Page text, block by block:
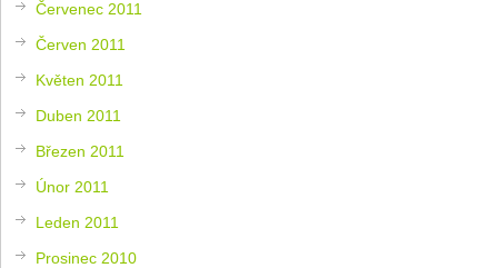
Červenec 2011
Červen 2011
Květen 2011
Duben 2011
Březen 2011
Únor 2011
Leden 2011
Prosinec 2010